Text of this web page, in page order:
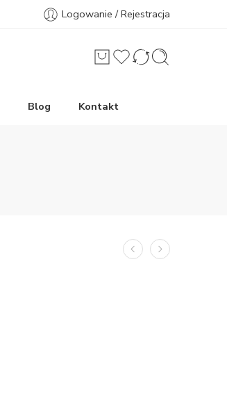
Logowanie / Rejestracja
Blog Kontakt